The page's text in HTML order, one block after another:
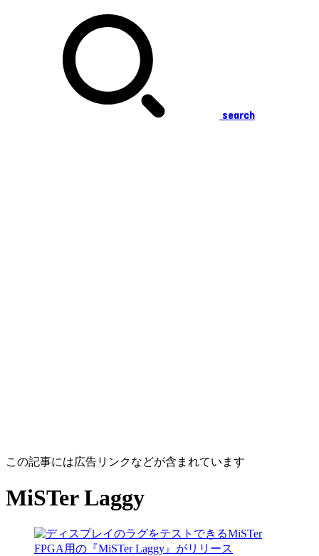
search
この記事には広告リンクなどが含まれています
MiSTer Laggy